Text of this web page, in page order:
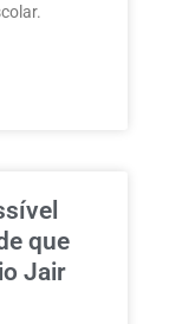
que
Jair